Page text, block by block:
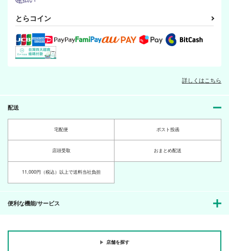
とらコイン
詳しくはこちら
配送
宅配便 ポスト投函
店頭受取 おまとめ配送
11,000円（税込）以上で送料当社負担
便利な機能/サービス
店舗を探す